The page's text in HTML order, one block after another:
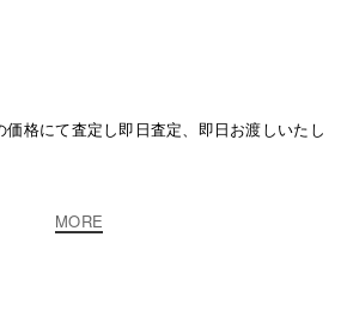
格にて査定し即日査定、即日お渡しいたし
MORE